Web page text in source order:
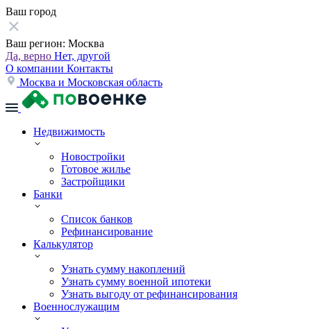
Ваш город
Ваш регион: Москва
Да, верно Нет, другой
О компании Контакты
Москва и Московская область
Недвижимость
Новостройки
Готовое жилье
Застройщики
Банки
Список банков
Рефинансирование
Калькулятор
Узнать сумму накоплений
Узнать сумму военной ипотеки
Узнать выгоду от рефинансирования
Военнослужащим